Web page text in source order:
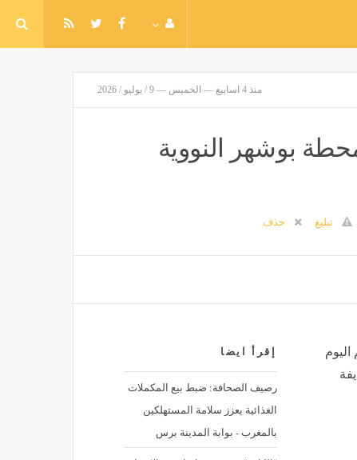
منذ 4 اسابيع — الخميس — 9 / يوليو / 2026
بوشهر النووية
تبليغ حذف
إقرأ ايضا
رصيف الصحافة: ضبط بيع المكملات
الغذائية يعزز سلامة المستهلكين
بالمغرب - بوابة المدينة برس